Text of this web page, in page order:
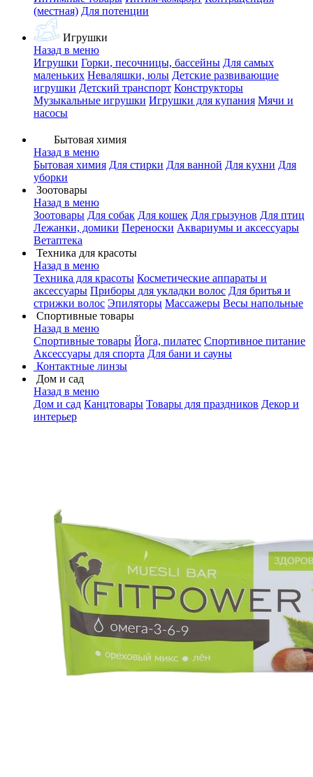
(местная) Для потенции
Игрушки
Назад в меню
Игрушки Горки, песочницы, бассейны Для самых
маленьких Неваляшки, юлы Детские развивающие
игрушки Детский транспорт Конструкторы
Музыкальные игрушки Игрушки для купания Мячи и
насосы
Бытовая химия
Назад в меню
Бытовая химия Для стирки Для ванной Для кухни Для
уборки
Зоотовары
Назад в меню
Зоотовары Для собак Для кошек Для грызунов Для птиц
Лежанки, домики Переноски Аквариумы и аксессуары
Ветаптека
Техника для красоты
Назад в меню
Техника для красоты Косметические аппараты и
аксессуары Приборы для укладки волос Для бритья и
стрижки волос Эпиляторы Массажеры Весы напольные
Спортивные товары
Назад в меню
Спортивные товары Йога, пилатес Спортивное питание
Аксессуары для спорта Для бани и сауны
Контактные линзы
Дом и сад
Назад в меню
Дом и сад Канцтовары Товары для праздников Декор и
интерьер